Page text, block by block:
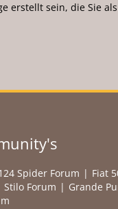
erstellt sein, die Sie
Spider Forum
Fiat
Stilo Forum
Grande